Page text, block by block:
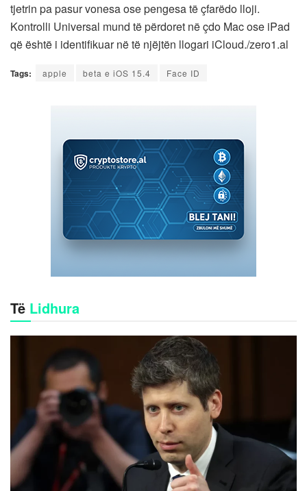
tjetrin pa pasur vonesa ose pengesa të çfarëdo lloji.
Kontrolli Universal mund të përdoret në çdo Mac ose iPad
që është i identifikuar në të njëjtën llogari iCloud./zero1.al
Tags: apple beta e iOS 15.4 Face ID
Të Lidhura